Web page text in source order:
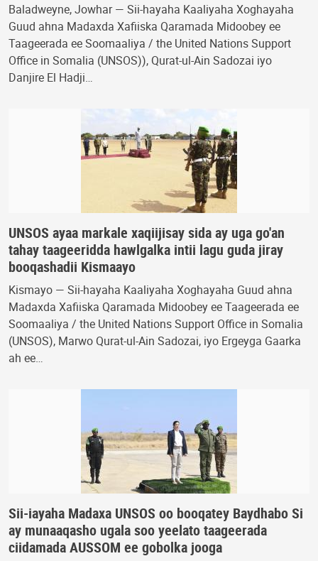
Baladweyne, Jowhar — Sii-hayaha Kaaliyaha Xoghayaha
Guud ahna Madaxda Xafiiska Qaramada Midoobey ee
Taageerada ee Soomaaliya / the United Nations Support
Office in Somalia (UNSOS)), Qurat-ul-Ain Sadozai iyo
Danjire El Hadji…
UNSOS ayaa markale xaqiijisay sida ay uga go'an
tahay taageeridda hawlgalka intii lagu guda jiray
booqashadii Kismaayo
Kismayo — Sii-hayaha Kaaliyaha Xoghayaha Guud ahna
Madaxda Xafiiska Qaramada Midoobey ee Taageerada ee
Soomaaliya / the United Nations Support Office in Somalia
(UNSOS), Marwo Qurat-ul-Ain Sadozai, iyo Ergeyga Gaarka
ah ee…
Sii-iayaha Madaxa UNSOS oo booqatey Baydhabo Si
ay munaaqasho ugala soo yeelato taageerada
ciidamada AUSSOM ee gobolka jooga